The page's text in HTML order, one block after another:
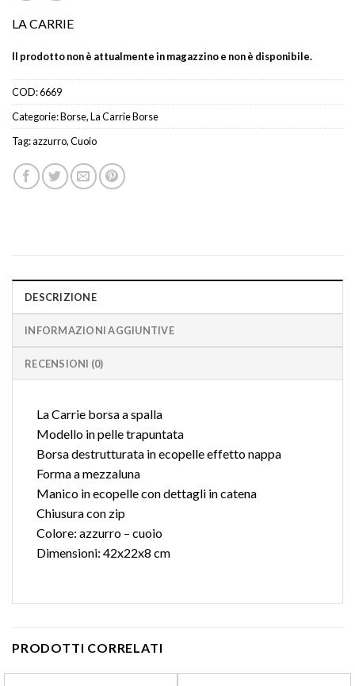
LA CARRIE
Il prodotto non è attualmente in magazzino e non è disponibile.
COD:6669
Categorie:Borse,La Carrie Borse
Tag:azzurro,Cuoio
DESCRIZIONE
INFORMAZIONI AGGIUNTIVE
RECENSIONI (0)
La Carrie borsa a spalla
Modello in pelle trapuntata
Borsa destrutturata in ecopelle effetto nappa
Forma a mezzaluna
Manico in ecopelle con dettagli in catena
Chiusura con zip
Colore: azzurro – cuoio
Dimensioni: 42x22x8 cm
PRODOTTI CORRELATI